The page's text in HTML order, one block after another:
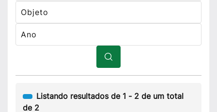
Listando resultados de 1 - 2 de um total
de 2